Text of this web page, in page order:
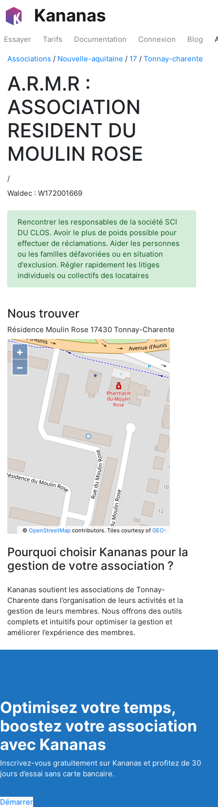
Kananas
Essayer Tarifs Documentation Connexion Blog
Associations / Nouvelle-aquitaine / 17 / Tonnay-charente
A.R.M.R :
ASSOCIATION
RESIDENT DU
MOULIN ROSE
/
Waldec : W172001669
Rencontrer les responsables de la société SCI
DU CLOS. Avoir le plus de poids possible pour
effectuer de réclamations. Aider les personnes
ou les familles défavoriées ou en situation
d'exclusion. Régler rapidement les litiges
individuels ou collectifs des locataires
Nous trouver
Résidence Moulin Rose 17430 Tonnay-Charente
+
−
© OpenStreetMapcontributors. Tiles courtesy of GEO-
Pourquoi choisir Kananas pour la
gestion de votre association ?
Kananas soutient les associations de Tonnay-
Charente dans l’organisation de leurs activités et la
gestion de leurs membres. Nous offrons des outils
complets et intuitifs pour optimiser la gestion et
améliorer l’expérience des membres.
Optimisez votre temps,
boostez votre association
avec Kananas
Inscrivez-vous gratuitement sur Kananas et profitez de 30
jours d’essai sans carte bancaire.
Démarrer